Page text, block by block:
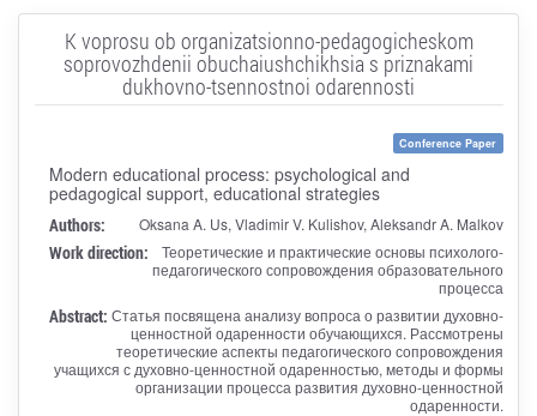
K voprosu ob organizatsionno-pedagogicheskom
soprovozhdenii obuchaiushchikhsia s priznakami
dukhovno-tsennostnoi odarennosti
Conference Paper
Modern educational process: psychological and
pedagogical support, educational strategies
Authors: Oksana A. Us, Vladimir V. Kulishov, Aleksandr A. Malkov
Work direction:
Теоретические и практические основы психолого-
педагогического сопровождения образовательного
процесса
Abstract: Статья посвящена анализу вопроса о развитии духовно-
ценностной одаренности обучающихся. Рассмотрены
теоретические аспекты педагогического сопровождения
учащихся с духовно-ценностной одаренностью, методы и формы
организации процесса развития духовно-ценностной
одаренности.